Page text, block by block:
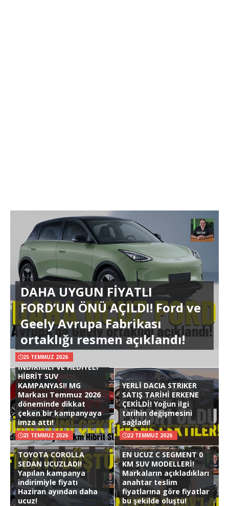
DAHA UYGUN FİYATLI
FORD’UN ÖNÜ AÇILDI! Ford ve
Geely Avrupa Fabrikası
ortaklığı resmen açıklandı!
25 TEMMUZ 2026
İNDİRİMLİ VE HEDİYELİ
HİBRİT SUV
KAMPANYASI! MG
Markası Temmuz 2026
döneminde dikkat
çeken bir kampanyaya
imza attı!
23 TEMMUZ 2026
YERLİ DACIA STRIKER
SATIŞ TARİHİ ERKENE
ÇEKİLDİ! Yoğun ilgi
tarihin değişmesini
sağladı!
22 TEMMUZ 2026
TOYOTA COROLLA
SEDAN UCUZLADI!
Yapılan kampanya
indirimiyle fiyatı
Haziran ayından daha
ucuz!
EN UCUZ C SEGMENT 0
KM SUV MODELLERİ!
Markaların açıkladıkları
anahtar teslim
fiyatlarına göre fiyatlar
bu şekilde oluştu!